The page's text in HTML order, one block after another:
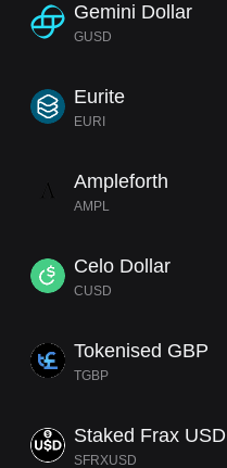
Gemini Dollar
GUSD
Eurite
EURI
Ampleforth
AMPL
Celo Dollar
CUSD
Tokenised GBP
TGBP
Staked Frax USD
SFRXUSD